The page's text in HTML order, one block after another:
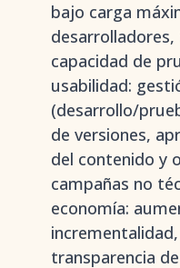
bajo carga
desarrolladores,
capacidad de
usabilidad:
(desarrollo/
de versiones,
del contenido y
campañas no
economía:
transparencia